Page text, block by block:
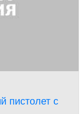
пистолет c